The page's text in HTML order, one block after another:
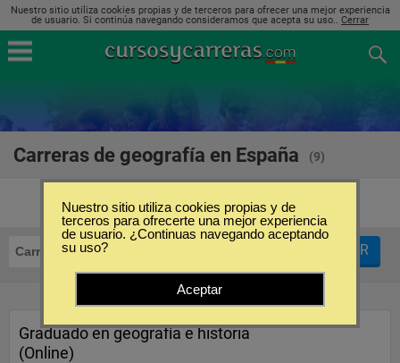
Nuestro sitio utiliza cookies propias y de terceros para ofrecer una mejor experiencia
de usuario. Si continúa navegando consideramos que acepta su uso.. Cerrar
Carreras de geografía en España (9)
Carreras FILTRAR
Graduado en geografía e historia
(Online)
Nuestro sitio utiliza cookies propias y de
terceros para ofrecerte una mejor experiencia
de usuario. ¿Continuas navegando aceptando
su uso?
Aceptar